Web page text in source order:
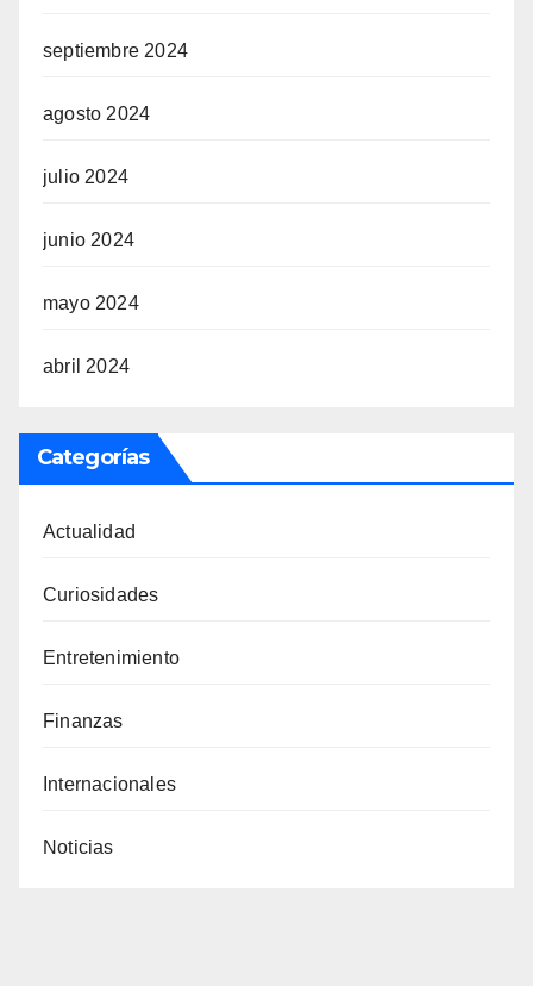
septiembre 2024
agosto 2024
julio 2024
junio 2024
mayo 2024
abril 2024
Categorías
Actualidad
Curiosidades
Entretenimiento
Finanzas
Internacionales
Noticias